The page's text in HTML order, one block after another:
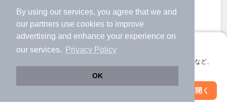
By using our services, you agree that we and
our partners use cookies to improve
advertising and enhance your experience on
our services.
Privacy Policy
OK
アプリに切り替えて、サクサクお部屋探し
会員登録なしですぐ使える。マップ検索やお気に入り保存など、
アプリを開く
三河島駅より徒歩7分 築8年9ヶ月 3階建の賃貸物件
すべての写真
日暮里駅 歩12
西日暮里駅 歩14分 （日暮里舎人など）
ほか7駅（徒歩20分圏内）
東京都荒川区東日暮里６
絞り込み条件を変更